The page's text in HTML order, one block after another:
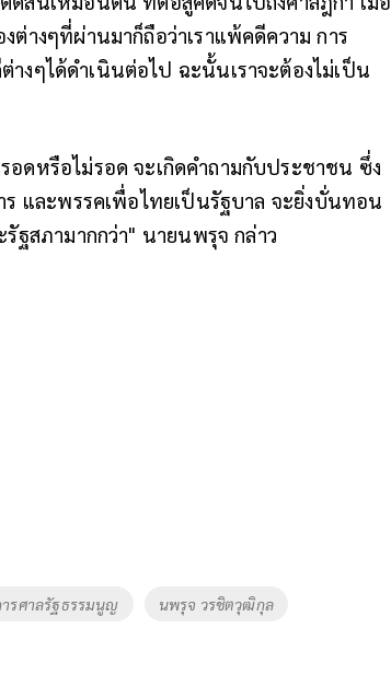
ต่างๆที่ผ่านมาก็ถือว่าเราแพ้คดีความ การ
งๆได้ดำเนินต่อไป ฉะนั้นเราจะต้องไม่เป็น
ดหรือไม่รอด จะเกิดคำถามกับประชาชน ซึ่ง
ร และพรรคเพื่อไทยเป็นรัฐบาล จะยิ่งบั่นทอน
ฐสภามากกว่า" นายนพรุจ กล่าว
รศาลรัฐธรรมนูญ นพรุจ วรชิตวุฒิกุล